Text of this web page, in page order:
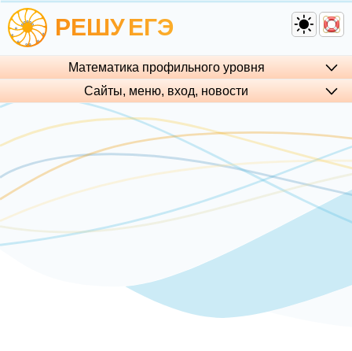
РЕШУЕГЭ
Математика профильного уровня
Сайты, меню, вход, но­во­сти